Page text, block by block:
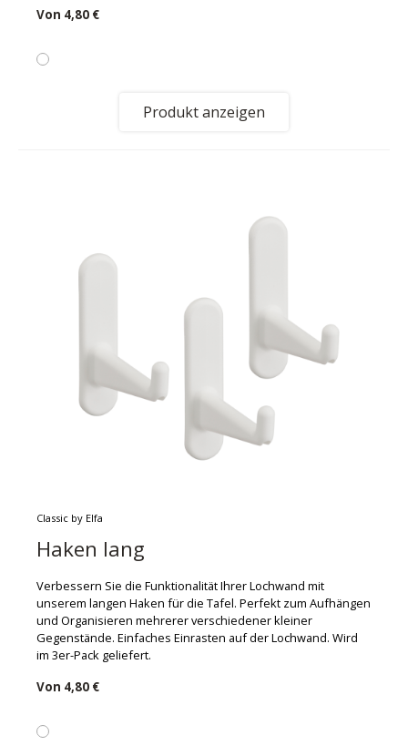
Von 4,80 €
Produkt anzeigen
Classic by Elfa
Haken lang
Verbessern Sie die Funktionalität Ihrer Lochwand mit
unserem langen Haken für die Tafel. Perfekt zum Aufhängen
und Organisieren mehrerer verschiedener kleiner
Gegenstände. Einfaches Einrasten auf der Lochwand. Wird
im 3er-Pack geliefert.
Von 4,80 €